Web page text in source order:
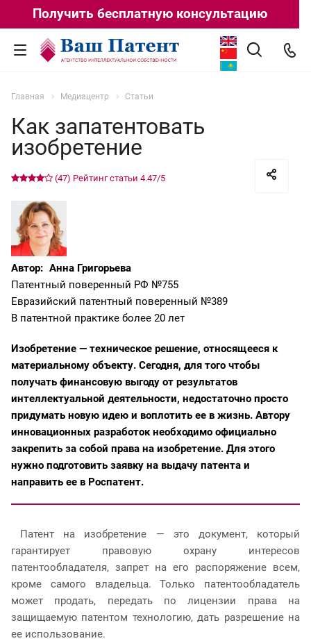
Получить бесплатную консультацию
Главная Медиацентр Статьи
Как запатентовать
изобретение
(47) Рейтинг статьи 4.47/5
Автор: Анна Григорьева
Патентный поверенный РФ №755
Евразийский патентный поверенный №389
В патентной практике более 20 лет
Изобретение — техническое решение, относящееся к
материальному объекту. Сегодня, для того чтобы
получать финансовую выгоду от результатов
интеллектуальной деятельности, недостаточно просто
придумать новую идею и воплотить ее в жизнь. Автору
инновационных разработок необходимо официально
закрепить за собой права на изобретение. Для этого
нужно подготовить заявку на выдачу патента и
направить ее в Роспатент.
Патент на изобретение — это документ, который
гарантирует правовую охрану интересов
патентообладателя, запрет на его распоряжение всем,
кроме самого владельца. Только патентообладатель
может продать, передать по лицензии права на
защищаемую патентом технологию, дать разрешение на
ее использование.